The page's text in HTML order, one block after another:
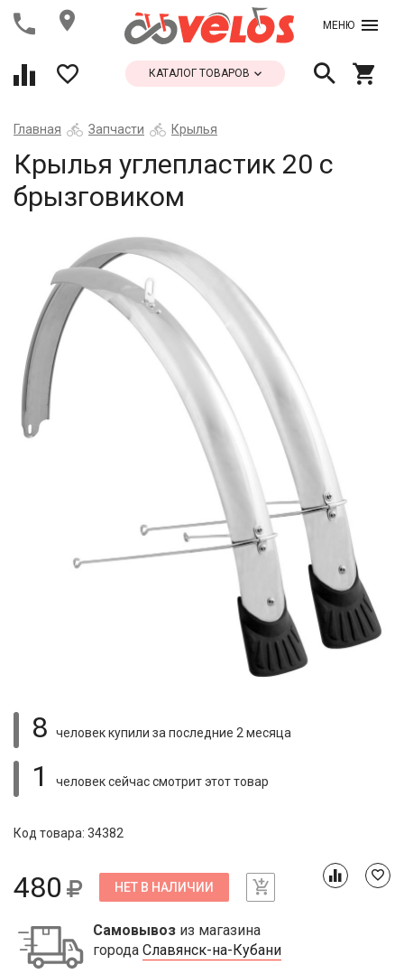
МЕНЮ
КАТАЛОГ ТОВАРОВ
Главная Запчасти Крылья
Крылья углепластик 20 с
брызговиком
8 человек купили за последние 2 месяца
1 человек сейчас смотритэтот товар
Код товара: 34382
480 НЕТ В НАЛИЧИИ
Самовывоз из магазина
города Славянск-на-Кубани